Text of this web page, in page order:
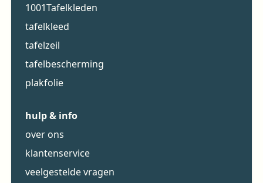
1001Tafelkleden
tafelkleed
tafelzeil
tafelbescherming
plakfolie
hulp & info
over ons
klantenservice
veelgestelde vragen